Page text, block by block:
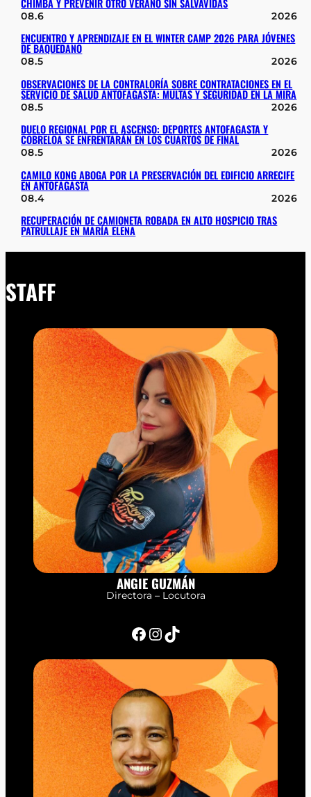
CHIMBA Y PREVENIR OTRO VERANO SIN SALVAVIDAS
08.6 2026
ENCUENTRO Y APRENDIZAJE EN EL WINTER CAMP 2026 PARA JÓVENES
DE BAQUEDANO
08.5 2026
OBSERVACIONES DE LA CONTRALORÍA SOBRE CONTRATACIONES EN EL
SERVICIO DE SALUD ANTOFAGASTA: MULTAS Y SEGURIDAD EN LA MIRA
08.5 2026
DUELO REGIONAL POR EL ASCENSO: DEPORTES ANTOFAGASTA Y
COBRELOA SE ENFRENTARÁN EN LOS CUARTOS DE FINAL
08.5 2026
CAMILO KONG ABOGA POR LA PRESERVACIÓN DEL EDIFICIO ARRECIFE
EN ANTOFAGASTA
08.4 2026
RECUPERACIÓN DE CAMIONETA ROBADA EN ALTO HOSPICIO TRAS
PATRULLAJE EN MARÍA ELENA
STAFF
ANGIE GUZMÁN
Directora – Locutora
Facebook InstagramTikTok